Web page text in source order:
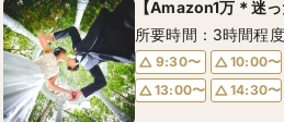
8/11(火)
9:30〜
10:00〜
13:00〜
14:30〜
8/11(火)
9:30〜
10:00〜
13:00〜
14:30〜
【Amazon1万＊迷
所要時間：3時間程度
9:30〜
10:00〜
13:00〜
14:30〜